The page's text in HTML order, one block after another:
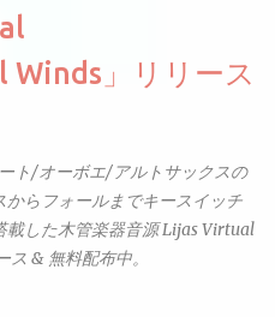
」リリース
ト/オーボエ/アルトサックスの
からフォールまでキースイッチ
載した木管楽器音源 Lijas Virtual
& 無料配布中。